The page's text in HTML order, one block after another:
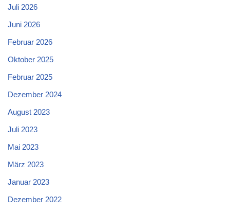
Juli 2026
Juni 2026
Februar 2026
Oktober 2025
Februar 2025
Dezember 2024
August 2023
Juli 2023
Mai 2023
März 2023
Januar 2023
Dezember 2022